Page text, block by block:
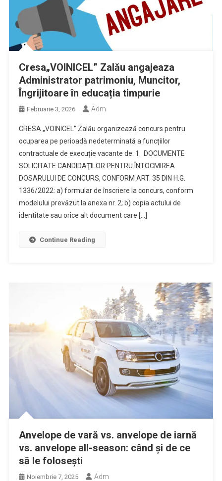
Cresa„VOINICEL” Zalău angajeaza
Administrator patrimoniu, Muncitor,
Îngrijitoare în educația timpurie
Februarie 3, 2026 Adm
CRESA „VOINICEL” Zalău organizează concurs pentru
ocuparea pe perioadă nedeterminată a funcțiilor
contractuale de execuție vacante de: 1. DOCUMENTE
SOLICITATE CANDIDAŢILOR PENTRU ÎNTOCMIREA
DOSARULUI DE CONCURS, CONFORM ART. 35 DIN H.G.
1336/2022: a) formular de înscriere la concurs, conform
modelului prevăzut la anexa nr. 2; b) copia actului de
identitate sau orice alt document care […]
Continue Reading
Anvelope de vară vs. anvelope de iarnă
vs. anvelope all-season: când și de ce
să le folosești
Noiembrie 7, 2025 Adm